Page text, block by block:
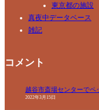
東京都の施設
真夜中データベース
雑記
コメント
越谷市斎場センターでペ
2022年3月15日